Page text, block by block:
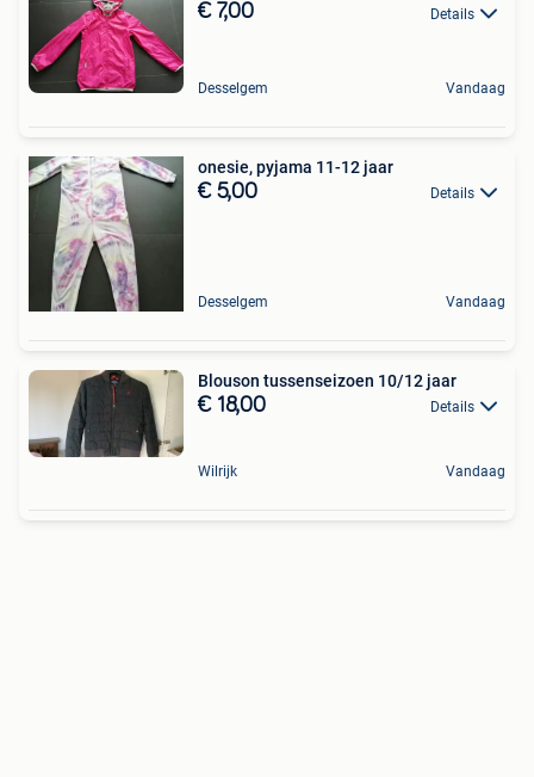
€ 7,00 Details
Desselgem Vandaag
onesie, pyjama 11-12 jaar
€ 5,00 Details
Desselgem Vandaag
Blouson tussenseizoen 10/12 jaar
€ 18,00 Details
Wilrijk Vandaag